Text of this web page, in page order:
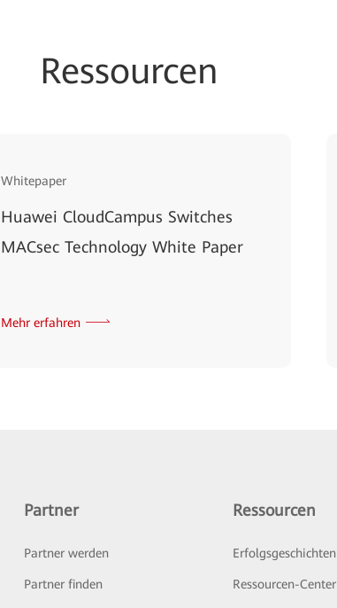
Ressourcen
Whitepaper
Huawei CloudCampus Switches
MACsec Technology White Paper
Mehr erfahren
Partner
Partner werden
Partner finden
Ressourcen
Erfolgsgeschichten
Ressourcen-Center